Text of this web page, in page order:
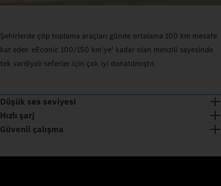
Şehirlerde çöp toplama araçları günde ortalama 100 km mesafe
kat eder. eEconic 100/150 km'ye1 kadar olan menzili sayesinde
tek vardiyalı seferler için çok iyi donatılmıştır.
Düşük ses seviyesi
Hızlı şarj
Güvenli çalışma